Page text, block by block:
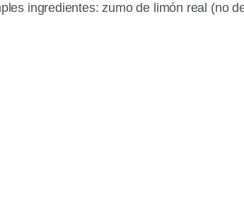
ingredientes: zumo de limón real (no